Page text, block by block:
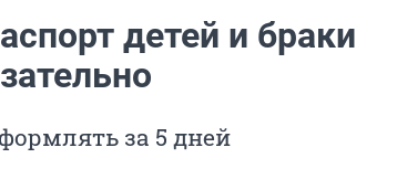
детей и браки
за 5 дней